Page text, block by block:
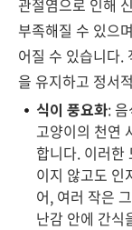
관절염으로 인해
부족해질 수 있으
어질 수 있습니다.
을 유지하고 정서
식이 풍요화:
고양이의 천연
합니다. 이러한
이지 않고도 인
어, 여러 작은
난감 안에 간식